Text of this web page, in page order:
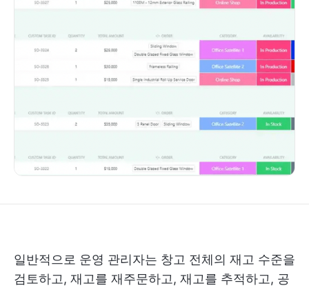
일반적으로 운영 관리자는 창고 전체의 재고 수준을
검토하고, 재고를 재주문하고, 재고를 추적하고, 공